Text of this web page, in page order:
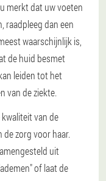
merkt dat uw voeten
raadpleeg dan een
waarschijnlijk is,
de huid besmet
leiden tot het
van de ziekte.
van de
de zorg voor haar.
uit
of laat de